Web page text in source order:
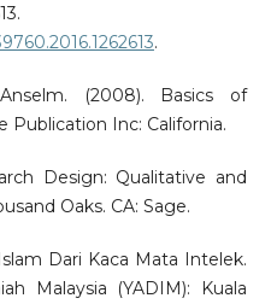
.
(2008). Basics of
Publication Inc: California.
Design: Qualitative and
Oaks. CA: Sage.
Dari Kaca Mata Intelek.
Malaysia (YADIM): Kuala